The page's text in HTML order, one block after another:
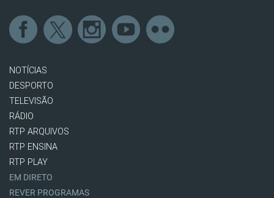
NOTÍCIAS
DESPORTO
TELEVISÃO
RÁDIO
RTP ARQUIVOS
RTP ENSINA
RTP PLAY
EM DIRETO
REVER PROGRAMAS